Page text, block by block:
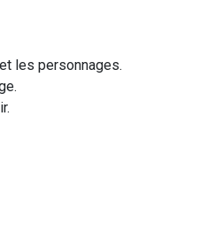
les personnages.